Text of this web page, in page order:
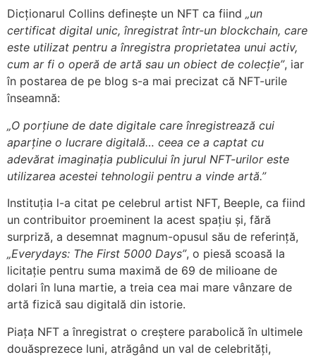
Dicționarul Collins definește un NFT ca fiind un
certificat digital unic, înregistrat într-un blockchain, care
este utilizat pentru a înregistra proprietatea unui activ,
cum ar fi o operă de artă sau un obiect de colecție”, iar
în postarea de pe blog s-a mai precizat că NFT-urile
înseamnă:
O porțiune de date digitale care înregistrează cui
aparține o lucrare digitală… ceea ce a captat cu
adevărat imaginația publicului în jurul NFT-urilor este
utilizarea acestei tehnologii pentru a vinde artă.”
Instituția l-a citat pe celebrul artist NFT, Beeple, ca fiind
un contribuitor proeminent la acest spațiu și, fără
surpriză, a desemnat magnum-opusul său de referință,
Everydays: The First 5000 Days”, o piesă scoasă la
licitație pentru suma maximă de 69 de milioane de
dolari în luna martie, a treia cea mai mare vânzare de
artă fizică sau digitală din istorie.
Piața NFT a înregistrat o creștere parabolică în ultimele
douăsprezece luni, atrăgând un val de celebrități,